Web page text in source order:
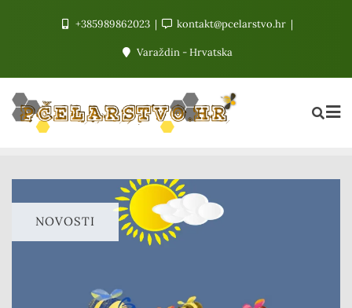
+385989862023 kontakt@pcelarstvo.hr
Varaždin - Hrvatska
NOVOSTI